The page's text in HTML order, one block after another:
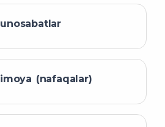
(nafaqalar)